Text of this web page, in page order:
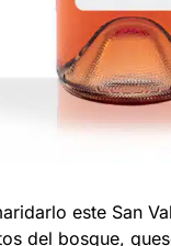
este San
del bosque,